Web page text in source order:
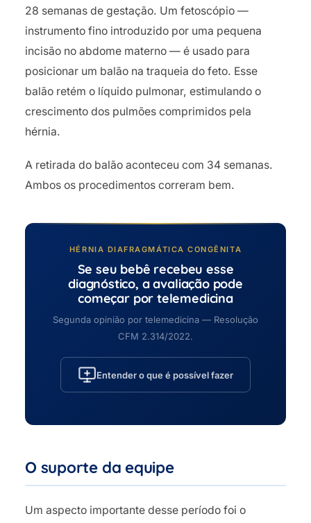
28 semanas de gestação. Um fetoscópio —
instrumento fino introduzido por uma pequena
incisão no abdome materno — é usado para
posicionar um balão na traqueia do feto. Esse
balão retém o líquido pulmonar, estimulando o
crescimento dos pulmões comprimidos pela
hérnia.
A retirada do balão aconteceu com 34 semanas.
Ambos os procedimentos correram bem.
HÉRNIA DIAFRAGMÁTICA CONGÊNITA
Se seu bebê recebeu esse
diagnóstico, a avaliação pode
começar por telemedicina
Segunda opinião por telemedicina — Resolução
CFM 2.314/2022.
Entender o que é possível fazer
O suporte da equipe
Um aspecto importante desse período foi o